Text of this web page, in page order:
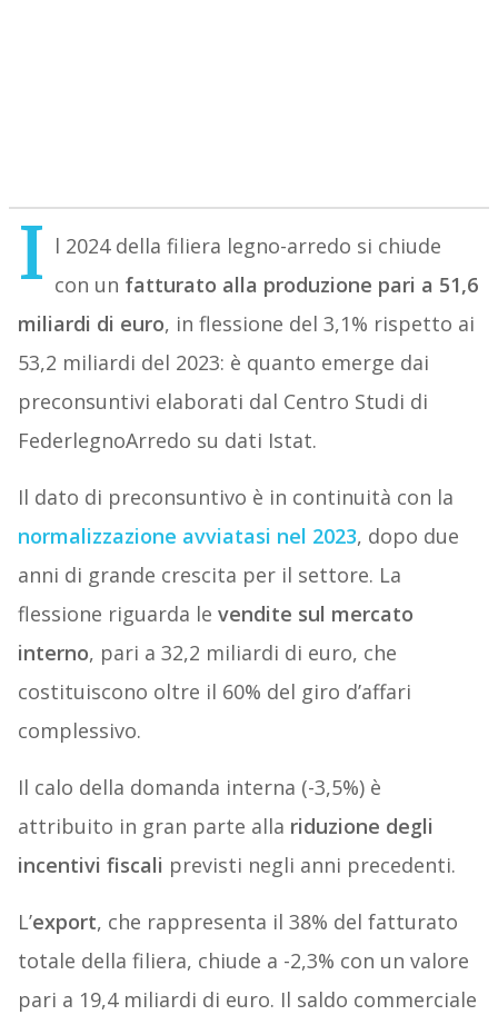
I l 2024 della filiera legno-arredo si chiude
con un fatturato alla produzione pari a 51,6
miliardi di euro, in flessione del 3,1% rispetto ai
53,2 miliardi del 2023: è quanto emerge dai
preconsuntivi elaborati dal Centro Studi di
FederlegnoArredo su dati Istat.
Il dato di preconsuntivo è in continuità con la
normalizzazione avviatasi nel 2023, dopo due
anni di grande crescita per il settore. La
flessione riguarda le vendite sul mercato
interno, pari a 32,2 miliardi di euro, che
costituiscono oltre il 60% del giro d’affari
complessivo.
Il calo della domanda interna (-3,5%) è
attribuito in gran parte alla riduzione degli
incentivi fiscali previsti negli anni precedenti.
L’export, che rappresenta il 38% del fatturato
totale della filiera, chiude a -2,3% con un valore
pari a 19,4 miliardi di euro. Il saldo commerciale